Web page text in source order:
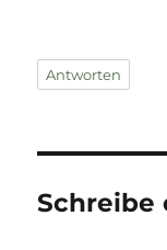
Antworten
Schreibe